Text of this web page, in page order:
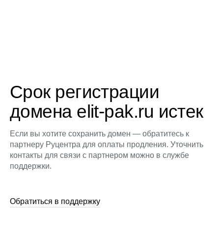
Срок регистрации
домена elit-pak.ru истек
Если вы хотите сохранить домен — обратитесь к
партнеру Руцентра для оплаты продления. Уточнить
контакты для связи с партнером можно в службе
поддержки.
Обратиться в поддержку